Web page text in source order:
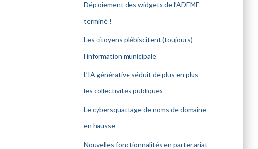
Déploiement des widgets de l’ADEME
terminé !
Les citoyens plébiscitent (toujours)
l’information municipale
L’IA générative séduit de plus en plus
les collectivités publiques
Le cybersquattage de noms de domaine
en hausse
Nouvelles fonctionnalités en partenariat